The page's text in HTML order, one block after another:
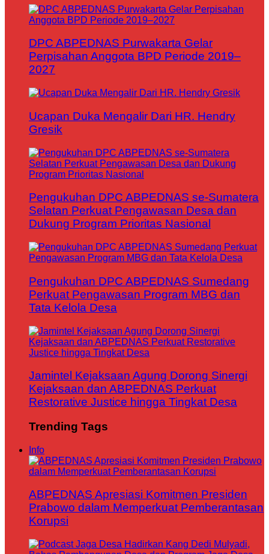
DPC ABPEDNAS Purwakarta Gelar
Perpisahan Anggota BPD Periode 2019–
2027
Ucapan Duka Mengalir Dari HR. Hendry
Gresik
Pengukuhan DPC ABPEDNAS se-Sumatera
Selatan Perkuat Pengawasan Desa dan
Dukung Program Prioritas Nasional
Pengukuhan DPC ABPEDNAS Sumedang
Perkuat Pengawasan Program MBG dan
Tata Kelola Desa
Jamintel Kejaksaan Agung Dorong Sinergi
Kejaksaan dan ABPEDNAS Perkuat
Restorative Justice hingga Tingkat Desa
Trending Tags
Info
ABPEDNAS Apresiasi Komitmen Presiden
Prabowo dalam Memperkuat Pemberantasan
Korupsi